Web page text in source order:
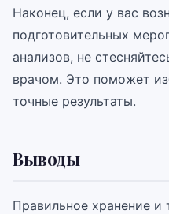
Наконец, если у вас
подготовительных
анализов, не
врачом. Это поможет
точные результаты.
Выводы
Правильное хранение и